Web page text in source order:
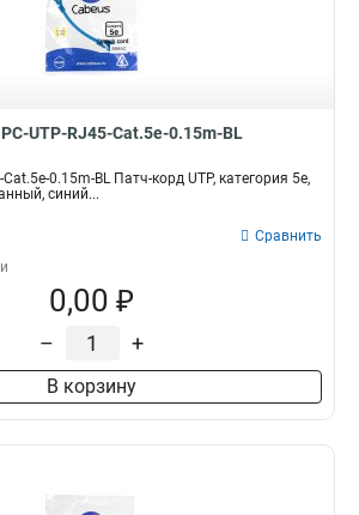
UTP-RJ45-Cat.5e-0.15m-BL
0.15m-BL Патч-корд UTP, категория 5e,
синий...
Сравнить
0,00 ₽
– +
В корзину